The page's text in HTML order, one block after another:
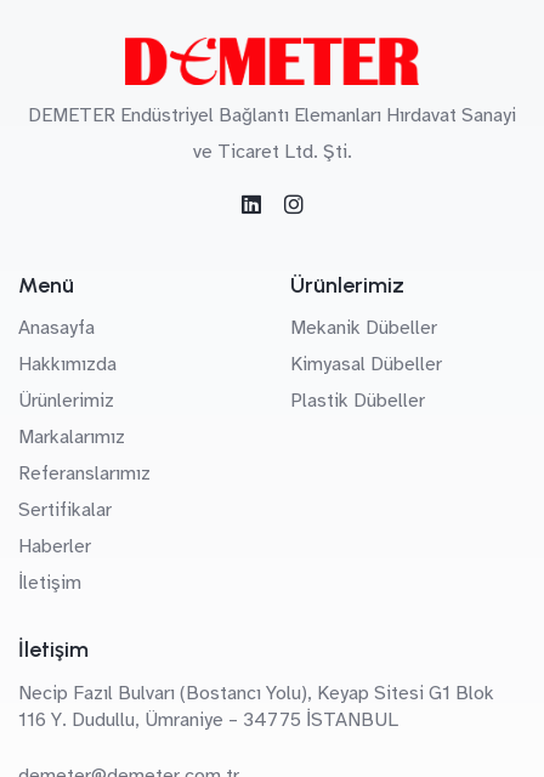
DEMETER Endüstriyel Bağlantı Elemanları Hırdavat Sanayi
ve Ticaret Ltd. Şti.
Menü
Anasayfa
Hakkımızda
Ürünlerimiz
Markalarımız
Referanslarımız
Sertifikalar
Haberler
İletişim
Ürünlerimiz
Mekanik Dübeller
Kimyasal Dübeller
Plastik Dübeller
İletişim
Necip Fazıl Bulvarı (Bostancı Yolu), Keyap Sitesi G1 Blok
116 Y. Dudullu, Ümraniye – 34775 İSTANBUL